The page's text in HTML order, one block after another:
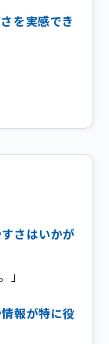
を実感でき
さはいかが
」
報が特に役